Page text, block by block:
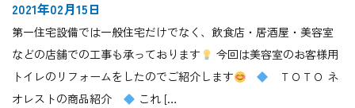
2021年02月15日
第一住宅設備では一般住宅だけでなく、飲食店・居酒屋・美容室
などの店舗での工事も承っております
今回は美容室のお客様用
トイレのリフォームをしたのでご紹介します
ＴＯＴＯ ネ
オレストの商品紹介
これ […